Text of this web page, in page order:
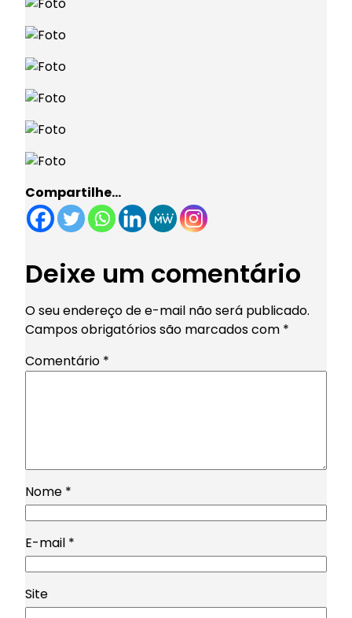
Compartilhe…
Deixe um comentário
O seu endereço de e-mail não será publicado.
Campos obrigatórios são marcados com *
Comentário *
Nome *
E-mail *
Site